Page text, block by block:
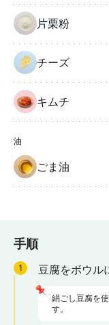
片栗粉
チーズ
キムチ
油
ごま油
手順
1 豆腐をボウル
絹ごし豆腐を
す。
📌